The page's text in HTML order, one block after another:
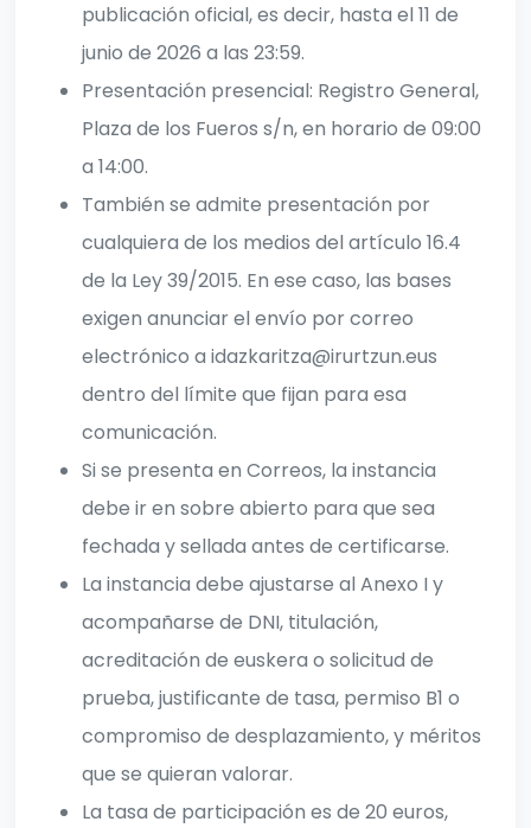
publicación oficial, es decir, hasta el 11 de
junio de 2026 a las 23:59.
Presentación presencial: Registro General,
Plaza de los Fueros s/n, en horario de 09:00
a 14:00.
También se admite presentación por
cualquiera de los medios del artículo 16.4
de la Ley 39/2015. En ese caso, las bases
exigen anunciar el envío por correo
electrónico a idazkaritza@irurtzun.eus
dentro del límite que fijan para esa
comunicación.
Si se presenta en Correos, la instancia
debe ir en sobre abierto para que sea
fechada y sellada antes de certificarse.
La instancia debe ajustarse al Anexo I y
acompañarse de DNI, titulación,
acreditación de euskera o solicitud de
prueba, justificante de tasa, permiso B1 o
compromiso de desplazamiento, y méritos
que se quieran valorar.
La tasa de participación es de 20 euros,